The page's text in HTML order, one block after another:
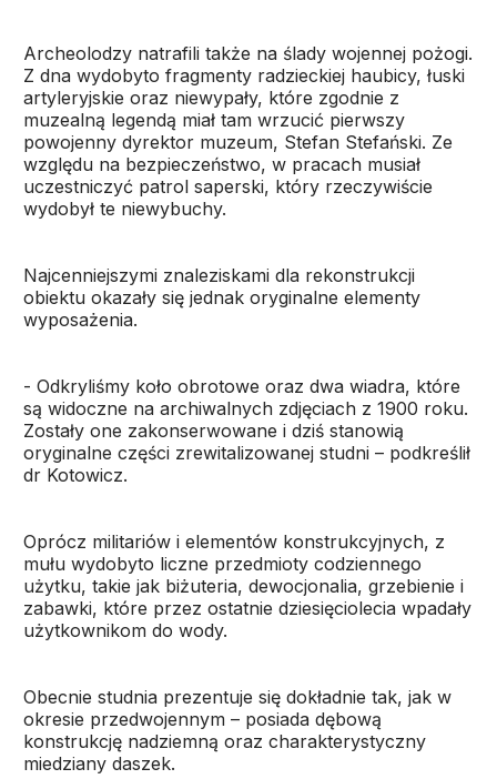
Archeolodzy natrafili także na ślady wojennej pożogi.
Z dna wydobyto fragmenty radzieckiej haubicy, łuski
artyleryjskie oraz niewypały, które zgodnie z
muzealną legendą miał tam wrzucić pierwszy
powojenny dyrektor muzeum, Stefan Stefański. Ze
względu na bezpieczeństwo, w pracach musiał
uczestniczyć patrol saperski, który rzeczywiście
wydobył te niewybuchy.
Najcenniejszymi znaleziskami dla rekonstrukcji
obiektu okazały się jednak oryginalne elementy
wyposażenia.
- Odkryliśmy koło obrotowe oraz dwa wiadra, które
są widoczne na archiwalnych zdjęciach z 1900 roku.
Zostały one zakonserwowane i dziś stanowią
oryginalne części zrewitalizowanej studni – podkreślił
dr Kotowicz.
Oprócz militariów i elementów konstrukcyjnych, z
mułu wydobyto liczne przedmioty codziennego
użytku, takie jak biżuteria, dewocjonalia, grzebienie i
zabawki, które przez ostatnie dziesięciolecia wpadały
użytkownikom do wody.
Obecnie studnia prezentuje się dokładnie tak, jak w
okresie przedwojennym – posiada dębową
konstrukcję nadziemną oraz charakterystyczny
miedziany daszek.